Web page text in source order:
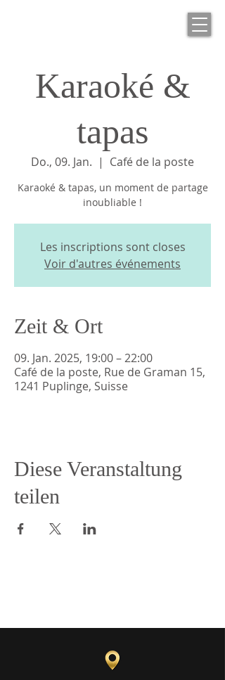
Karaoké &
tapas
Do., 09. Jan.
  |
Café de la poste
Karaoké & tapas, un moment de partage
inoubliable !
Les inscriptions sont closes
Voir d'autres événements
Zeit & Ort
09. Jan. 2025, 19:00 – 22:00
Café de la poste, Rue de Graman 15,
1241 Puplinge, Suisse
Diese Veranstaltung
teilen